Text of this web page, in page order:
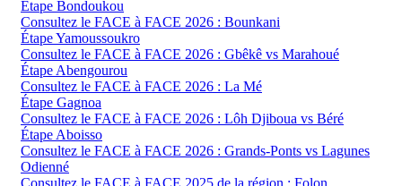
Étape Bondoukou
Consultez le FACE à FACE 2026 : Bounkani
Étape Yamoussoukro
Consultez le FACE à FACE 2026 : Gbêkê vs Marahoué
Étape Abengourou
Consultez le FACE à FACE 2026 : La Mé
Étape Gagnoa
Consultez le FACE à FACE 2026 : Lôh Djiboua vs Béré
Étape Aboisso
Consultez le FACE à FACE 2026 : Grands-Ponts vs Lagunes
Odienné
Consultez le FACE à FACE 2025 de la région : Folon